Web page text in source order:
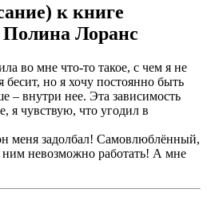
к книге
Лоранс
во мне что-то такое, с чем я не
но я хочу постоянно быть
– внутри нее. Эта зависимость
я чувствую, что угодил в
меня задолбал! Самовлюблённый,
невозможно работать! А мне